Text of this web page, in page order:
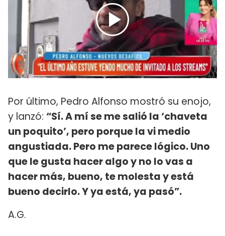
Por último, Pedro Alfonso mostró su enojo,
y lanzó: “Sí. A mí se me salió la ‘chaveta
un poquito’, pero porque la vi medio
angustiada. Pero me parece lógico. Uno
que le gusta hacer algo y no lo vas a
hacer más, bueno, te molesta y está
bueno decirlo. Y ya está, ya pasó”.
A.G.